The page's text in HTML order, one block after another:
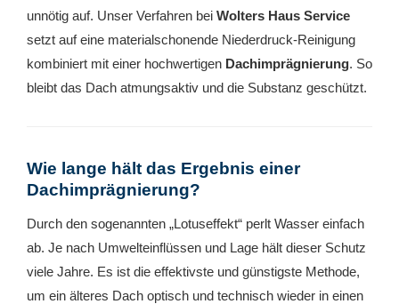
unnötig auf. Unser Verfahren bei Wolters Haus Service
setzt auf eine materialschonende Niederdruck-Reinigung
kombiniert mit einer hochwertigen Dachimprägnierung. So
bleibt das Dach atmungsaktiv und die Substanz geschützt.
Wie lange hält das Ergebnis einer
Dachimprägnierung?
Durch den sogenannten „Lotuseffekt“ perlt Wasser einfach
ab. Je nach Umwelteinflüssen und Lage hält dieser Schutz
viele Jahre. Es ist die effektivste und günstigste Methode,
um ein älteres Dach optisch und technisch wieder in einen